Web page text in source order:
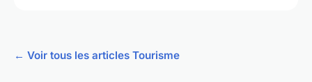
← Voir tous les articles Tourisme